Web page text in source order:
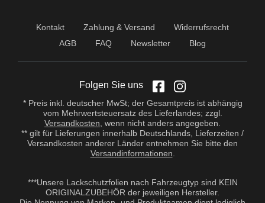
Kontakt Zahlung & Versand
Widerrufsrecht
AGB
FAQ Newsletter Blog
Folgen Sie uns
* Preis inkl. deutscher MwSt; der Gesamtpreis ist abhängig
vom Mehrwertsteuersatz des Lieferlandes; zzgl.
Versandkosten , wenn nicht anders angegeben.
** gilt für Lieferungen innerhalb Deutschlands, Lieferzeiten /
Versandkosten anderer Länder entnehmen Sie bitte den
Versandinformationen
***Unsere Lackschutzfolien nach Fahrzeugtyp sind KEIN
ORIGINALZUBEHÖR der jeweiligen Hersteller.